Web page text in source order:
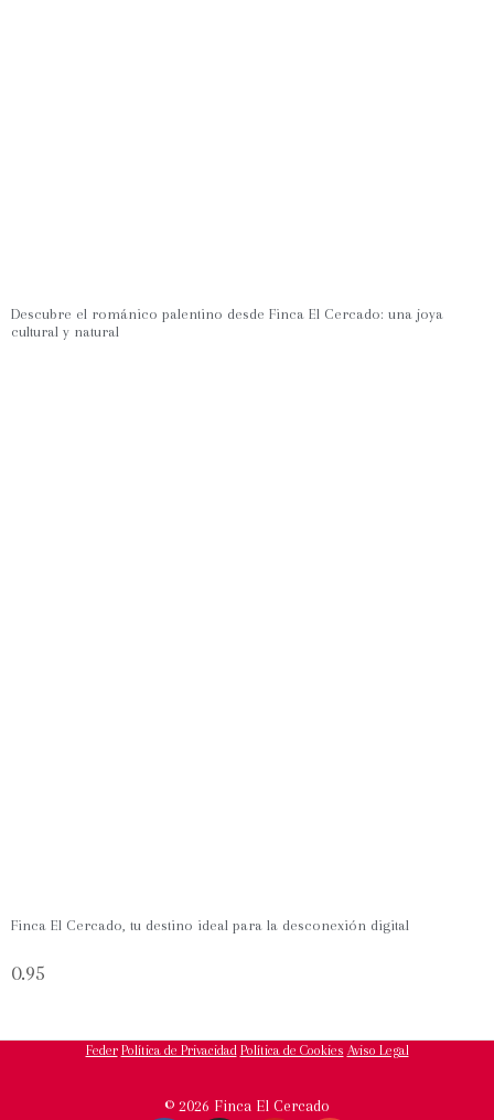
Descubre el románico palentino desde Finca El Cercado: una joya
cultural y natural
Finca El Cercado, tu destino ideal para la desconexión digital
Feder Política de Privacidad Política de Cookies Aviso Legal
© 2026 Finca El Cercado